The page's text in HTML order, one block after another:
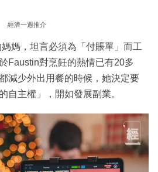
經濟一週推介
媽，坦言必須為「付賬單」而工
Faustin對烹飪的熱情已有20多
減少外出用餐的時候，她決定要
自主權」，開如發展副業。